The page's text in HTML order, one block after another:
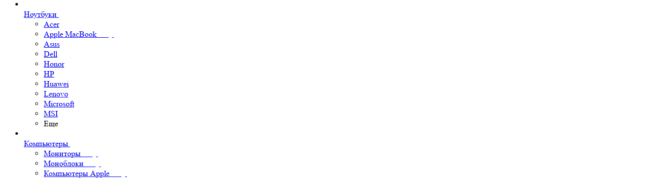
Ноутбуки
Acer
Apple MacBook
Asus
Dell
Honor
HP
Huawei
Lenovo
Microsoft
MSI
Еще
Компьютеры
Мониторы
Моноблоки
Компьютеры Apple